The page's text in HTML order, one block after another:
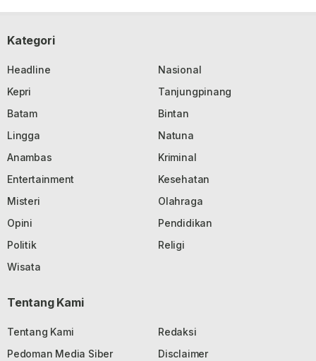
Kategori
Headline
Nasional
Kepri
Tanjungpinang
Batam
Bintan
Lingga
Natuna
Anambas
Kriminal
Entertainment
Kesehatan
Misteri
Olahraga
Opini
Pendidikan
Politik
Religi
Wisata
Tentang Kami
Tentang Kami
Redaksi
Pedoman Media Siber
Disclaimer